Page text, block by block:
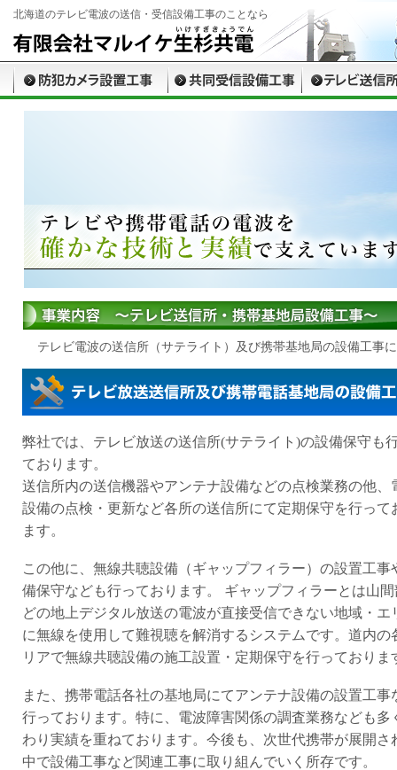
北海道のテレビ電波の送信・受信設備工事のことなら
テレビ電波の送信所（サテライト）及び携帯基地局の設備工事
弊社では、テレビ放送の送信所(サテライト)の設備保守も
ております。
送信所内の送信機器やアンテナ設備などの点検業務の他、
設備の点検・更新など各所の送信所にて定期保守を行って
ます。
この他に、無線共聴設備（ギャップフィラー）の設置工事
備保守なども行っております。 ギャップフィラーとは山
どの地上デジタル放送の電波が直接受信できない地域・エ
に無線を使用して難視聴を解消するシステムです。道内の
リアで無線共聴設備の施工設置・定期保守を行っておりま
また、携帯電話各社の基地局にてアンテナ設備の設置工事
行っております。特に、電波障害関係の調査業務なども多
わり実績を重ねております。今後も、次世代携帯が展開さ
中で設備工事など関連工事に取り組んでいく所存です。